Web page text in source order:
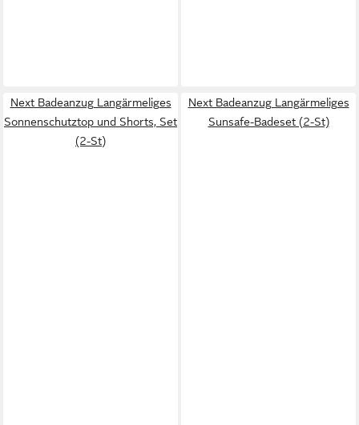
Next Badeanzug Langärmeliges
Sonnenschutztop und Shorts, Set
(2-St)
Next Badeanzug Langärmeliges
Sunsafe-Badeset (2-St)